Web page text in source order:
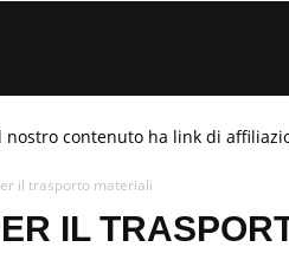
nostro contenuto ha link di
il trasporto materiali
IL